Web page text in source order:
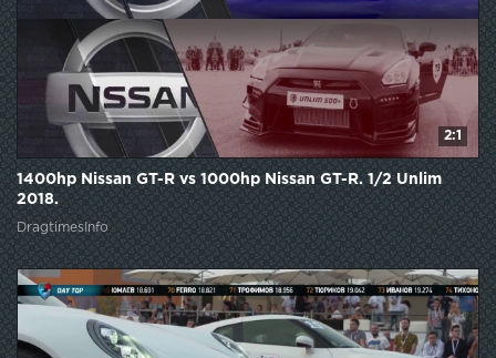
2:1
1400hp Nissan GT-R vs 1000hp Nissan GT-R. 1/2 Unlim
2018.
DragtimesInfo